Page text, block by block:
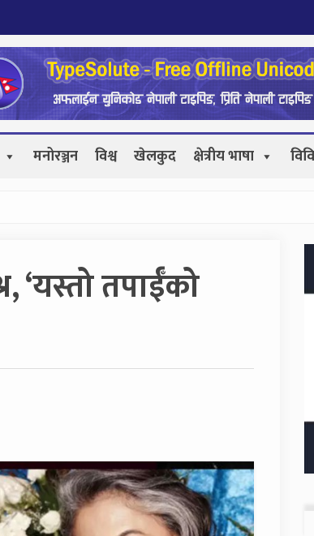
मनोरञ्जन विश्व खेलकुद क्षेत्रीय भाषा
‘यस्तो तपाईँको